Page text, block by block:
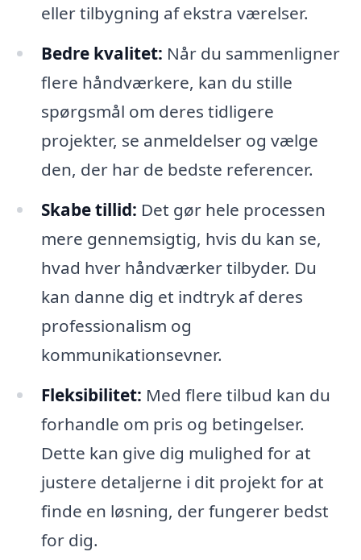
eller tilbygning af ekstra værelser.
Bedre kvalitet: Når du sammenligner
flere håndværkere, kan du stille
spørgsmål om deres tidligere
projekter, se anmeldelser og vælge
den, der har de bedste referencer.
Skabe tillid: Det gør hele processen
mere gennemsigtig, hvis du kan se,
hvad hver håndværker tilbyder. Du
kan danne dig et indtryk af deres
professionalism og
kommunikationsevner.
Fleksibilitet: Med flere tilbud kan du
forhandle om pris og betingelser.
Dette kan give dig mulighed for at
justere detaljerne i dit projekt for at
finde en løsning, der fungerer bedst
for dig.